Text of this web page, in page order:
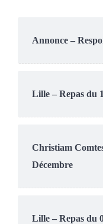
Annonce –
Lille – Repas du
Christiam
Décembre
Lille – Repas du